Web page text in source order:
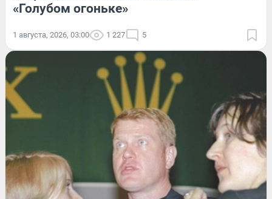
«Голубом огоньке»
1 августа, 2026, 03:00 1 227 5